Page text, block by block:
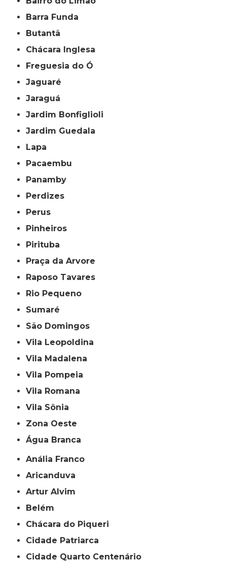
Barra Funda
Butantã
Chácara Inglesa
Freguesia do Ó
Jaguaré
Jaraguá
Jardim Bonfiglioli
Jardim Guedala
Lapa
Pacaembu
Panamby
Perdizes
Perus
Pinheiros
Pirituba
Praça da Arvore
Raposo Tavares
Rio Pequeno
Sumaré
São Domingos
Vila Leopoldina
Vila Madalena
Vila Pompeia
Vila Romana
Vila Sônia
Zona Oeste
Água Branca
Anália Franco
Aricanduva
Artur Alvim
Belém
Chácara do Piqueri
Cidade Patriarca
Cidade Quarto Centenário